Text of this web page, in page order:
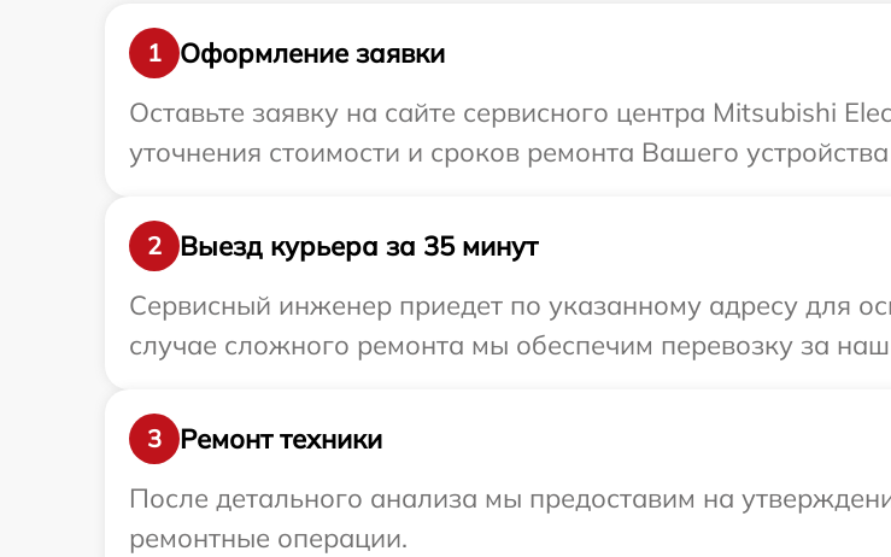
1
Оформление заявки
Оставьте заявку на сайте сервисного центра Mitsubishi
уточнения стоимости и сроков ремонта Вашего
2
Выезд курьера за 35 минут
Сервисный инженер приедет по указанному адресу для
случае сложного ремонта мы обеспечим перевозку за
3
Ремонт техники
После детального анализа мы предоставим на
ремонтные операции.